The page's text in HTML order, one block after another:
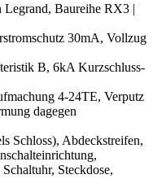
Legrand, Baureihe RX3 |
30mA, Vollzug
B, 6kA Kurzschluss-
4-24TE, Verputz
dagegen
Schloss), Abdeckstreifen,
Steckdose,